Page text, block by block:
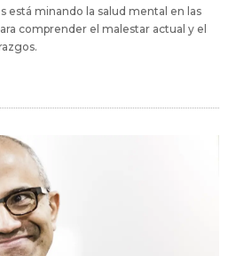
está minando la salud mental en las
comprender el malestar actual y el